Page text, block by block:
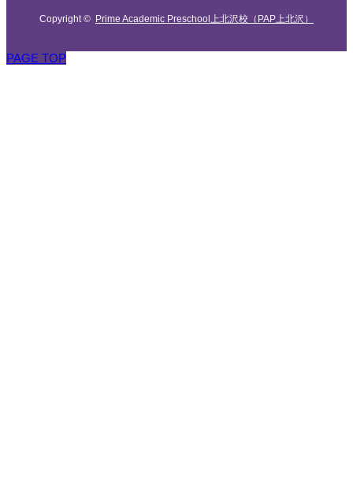
Copyright © Prime Academic Preschool上北沢校（PAP上北沢）
PAGE TOP